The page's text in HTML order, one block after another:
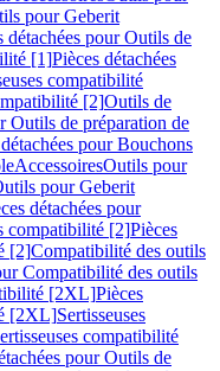
pour Geberit
détachées pour Outils de
[1]Pièces détachées
compatibilité
[2]Outils de
Outils de préparation de
pour Bouchons
AccessoiresOutils pour
pour Geberit
détachées pour
compatibilité [2]Pièces
[2]Compatibilité des outils
Compatibilité des outils
[2XL]Pièces
[2XL]Sertisseuses
compatibilité
pour Outils de